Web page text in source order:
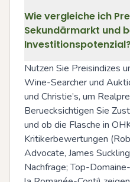
Wie vergleiche ich
Sekundärmarkt und
Nutzen Sie Preisindizes
Wine-Searcher und
und Christie’s, um
Beruecksichtigen Sie
und ob die Flasche in
Kritikerbewertungen
Advocate, James
Nachfrage; Top-